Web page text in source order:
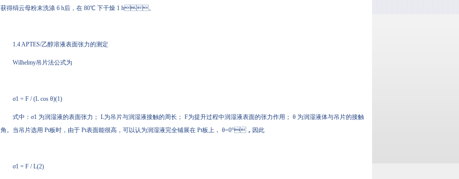
获得绢云母粉末洗涤 6 h后，在 80℃ 下干燥 1 h。
1.4 APTES/乙醇溶液表面张力的测定
Wilhelmy吊片法公式为
σ1 = F / (L cos θ)(1)
式中：σ1 为润湿液的表面张力； L为吊片与润湿液接触的周长； F为提升过程中润湿液表面的张力作用； θ 为润湿液体与吊片的接触
角。当吊片选用 Pt板时，由于 Pt表面能很高，可以认为润湿液完全铺展在 Pt板上， θ=0°，因此
σ1 = F / L(2)